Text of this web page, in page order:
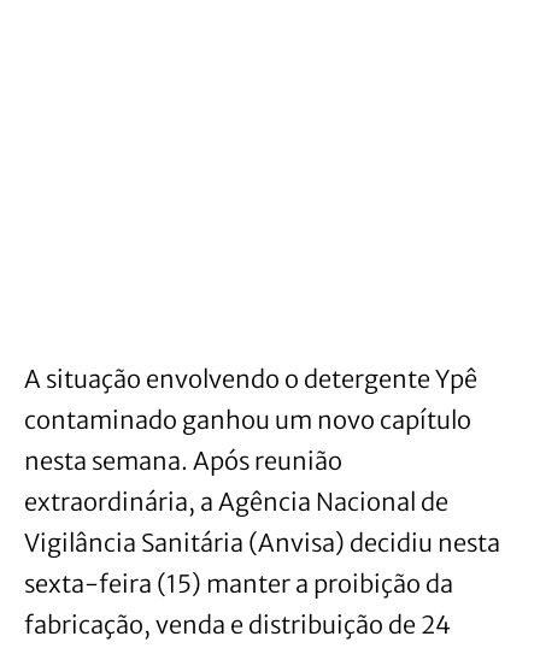
A situação envolvendo o detergente Ypê
contaminado ganhou um novo capítulo
nesta semana. Após reunião
extraordinária, a Agência Nacional de
Vigilância Sanitária (Anvisa) decidiu nesta
sexta-feira (15) manter a proibição da
fabricação, venda e distribuição de 24